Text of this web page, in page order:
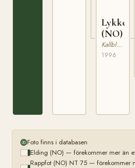
(NO)
Kallblodig Travare
1996
Foto finns i databasen
Elding (NO) — förekommer mer än
Rappfot (NO) NT 75 — förekommer